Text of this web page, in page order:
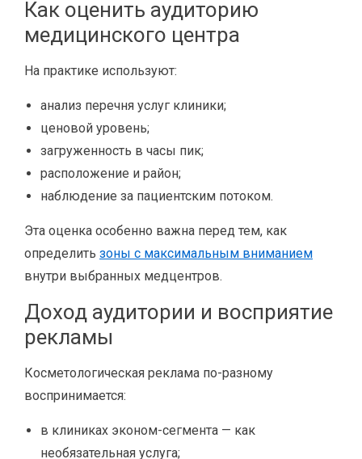
Как оценить аудиторию
медицинского центра
На практике используют:
анализ перечня услуг клиники;
ценовой уровень;
загруженность в часы пик;
расположение и район;
наблюдение за пациентским потоком.
Эта оценка особенно важна перед тем, как
определить зоны с максимальным вниманием
внутри выбранных медцентров.
Доход аудитории и восприятие
рекламы
Косметологическая реклама по-разному
воспринимается:
в клиниках эконом-сегмента — как
необязательная услуга;